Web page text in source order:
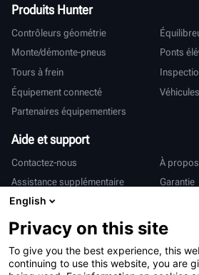
Produits Hunter
Contrôleurs géométrie
Monte/démonte-pneus
Ponts
Tours à frein
Équipement connecté
Partenaires équipementiers
Aide et support
Contactez-nous
À
Assistance supplémentaire
Garantie
International
Ventes et services
Deutsch
亨特中国
English
Privacy on this site
To give you the best experience, this
continuing to use this website, you are